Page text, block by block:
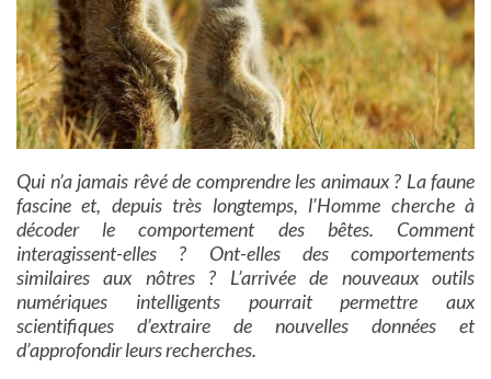
Qui n’a jamais rêvé de comprendre les animaux ? La faune
fascine et, depuis très longtemps, l’Homme cherche à
décoder le comportement des bêtes. Comment
interagissent-elles ? Ont-elles des comportements
similaires aux nôtres ? L’arrivée de nouveaux outils
numériques intelligents pourrait permettre aux
scientifiques d’extraire de nouvelles données et
d’approfondir leurs recherches.